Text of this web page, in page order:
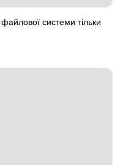
системи тільки